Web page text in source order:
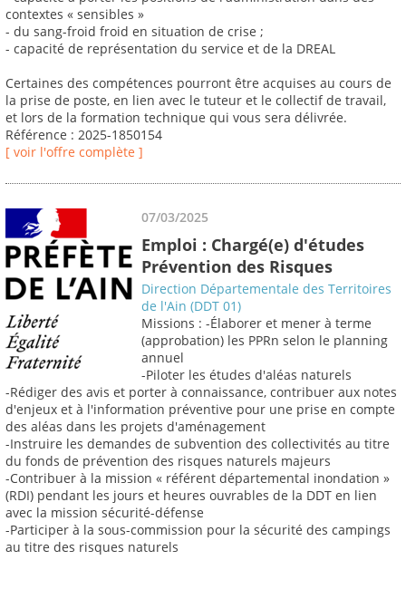
contextes « sensibles »
- du sang-froid froid en situation de crise ;
- capacité de représentation du service et de la DREAL
Certaines des compétences pourront être acquises au cours de
la prise de poste, en lien avec le tuteur et le collectif de travail,
et lors de la formation technique qui vous sera délivrée.
Référence : 2025-1850154
[ voir l'offre complète ]
07/03/2025
Emploi : Chargé(e) d'études
Prévention des Risques
Direction Départementale des Territoires
de l'Ain (DDT 01)
Missions : -Élaborer et mener à terme
(approbation) les PPRn selon le planning
annuel
-Piloter les études d'aléas naturels
-Rédiger des avis et porter à connaissance, contribuer aux notes
d'enjeux et à l'information préventive pour une prise en compte
des aléas dans les projets d'aménagement
-Instruire les demandes de subvention des collectivités au titre
du fonds de prévention des risques naturels majeurs
-Contribuer à la mission « référent départemental inondation »
(RDI) pendant les jours et heures ouvrables de la DDT en lien
avec la mission sécurité-défense
-Participer à la sous-commission pour la sécurité des campings
au titre des risques naturels